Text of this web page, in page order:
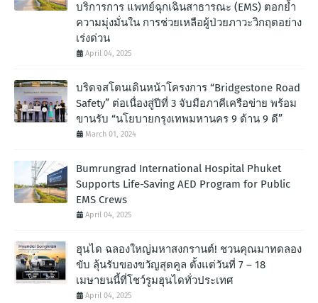
บริการการ แพทย์ฉุกเฉินสาธารณะ (EMS) ตอกย้ำ
ความมุ่งมั่นใน การช่วยเหลือผู้ป่วยภาวะวิกฤตอย่าง
เร่งด่วน
April 04, 2025
บริดจสโตนเดินหน้าโครงการ “Bridgestone Road
Safety” ต่อเนื่องสู่ปีที่ 3 จับมือภาคีเครือข่าย พร้อม
ขานรับ “นโยบายกรุงเทพมหานคร 9 ด้าน 9 ดี”
March 01, 2024
Bumrungrad International Hospital Phuket
Supports Life-Saving AED Program for Public
EMS Crews
April 04, 2025
ฮุนได ฉลองใหญ่มหาสงกรานต์! ชวนคุณมาทดลอง
ขับ ลุ้นรับของขวัญสุดคูล ตั้งแต่วันที่ 7 – 18
เมษายนนี้ที่โชว์รูมฮุนไดทั่วประเทศ
April 04, 2025